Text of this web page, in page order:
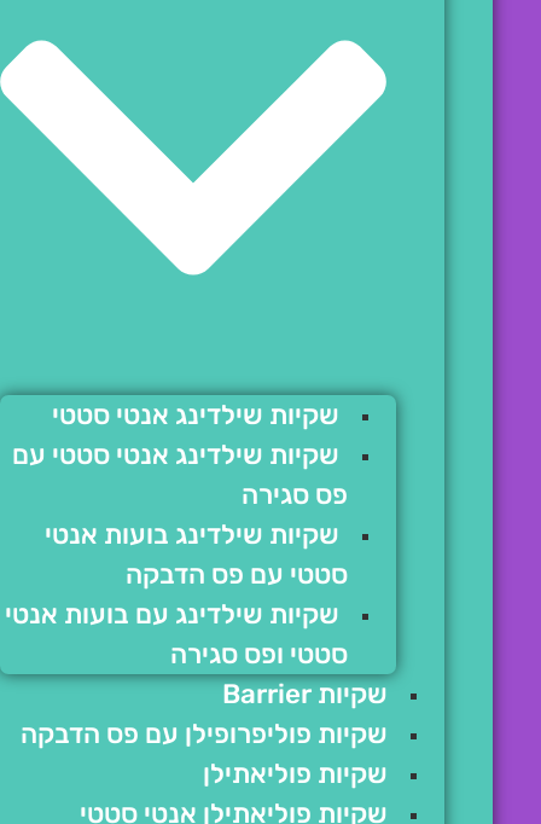
שקיות שילדינג אנטי סטטי
שקיות שילדינג אנטי סטטי עם
פס סגירה
שקיות שילדינג בועות אנטי
סטטי עם פס הדבקה
שקיות שילדינג עם בועות אנטי
סטטי ופס סגירה
שקיות Barrier
שקיות פוליפרופילן עם פס הדבקה
שקיות פוליאתילן
שקיות פוליאתילן אנטי סטטי